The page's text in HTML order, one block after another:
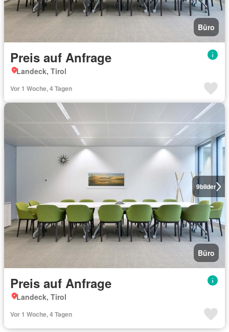
Büro
Preis auf Anfrage
Landeck, Tirol
Vor 1 Woche, 4 Tagen
9bilder
Büro
Preis auf Anfrage
Landeck, Tirol
Vor 1 Woche, 4 Tagen